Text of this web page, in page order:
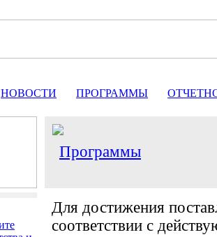
НОВОСТИ ПРОГРАММЫ
Программы
Для достижения
соответствии с